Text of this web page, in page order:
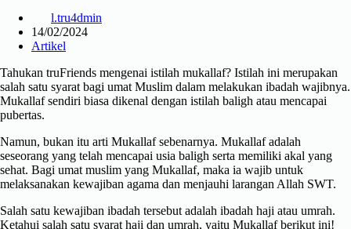
l.tru4dmin
14/02/2024
Artikel
Tahukan truFriends mengenai istilah mukallaf? Istilah ini merupakan
salah satu syarat bagi umat Muslim dalam melakukan ibadah wajibnya.
Mukallaf sendiri biasa dikenal dengan istilah baligh atau mencapai
pubertas.
Namun, bukan itu arti Mukallaf sebenarnya. Mukallaf adalah
seseorang yang telah mencapai usia baligh serta memiliki akal yang
sehat. Bagi umat muslim yang Mukallaf, maka ia wajib untuk
melaksanakan kewajiban agama dan menjauhi larangan Allah SWT.
Salah satu kewajiban ibadah tersebut adalah ibadah haji atau umrah.
Ketahui salah satu syarat haji dan umrah, yaitu Mukallaf berikut ini!